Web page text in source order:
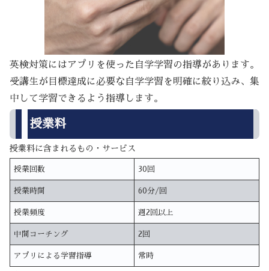
英検対策にはアプリを使った自学学習の指導があります。
受講生が目標達成に必要な自学学習を明確に絞り込み、集
中して学習できるよう指導します。
授業料
授業料に含まれるもの・サービス
授業回数 30回
授業時間 60分/回
授業頻度 週2回以上
中間コーチング 2回
アプリによる学習指導 常時